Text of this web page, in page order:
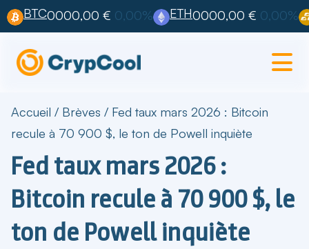
BTC0000,00 € 0,00% ETH0000,00 € 0,00%
Accueil / Brèves / Fed taux mars 2026 : Bitcoin
recule à 70 900 $, le ton de Powell inquiète
Fed taux mars 2026 :
Bitcoin recule à 70 900 $, le
ton de Powell inquiète